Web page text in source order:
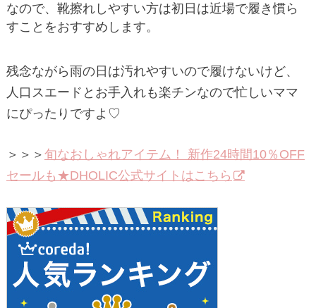
なので、靴擦れしやすい方は初日は近場で履き慣ら
すことをおすすめします。
残念ながら雨の日は汚れやすいので履けないけど、
人口スエードとお手入れも楽チンなので忙しいママ
にぴったりですよ♡
＞＞＞ 旬なおしゃれアイテム！ 新作24時間10％OFF
セールも★DHOLIC公式サイトはこちら